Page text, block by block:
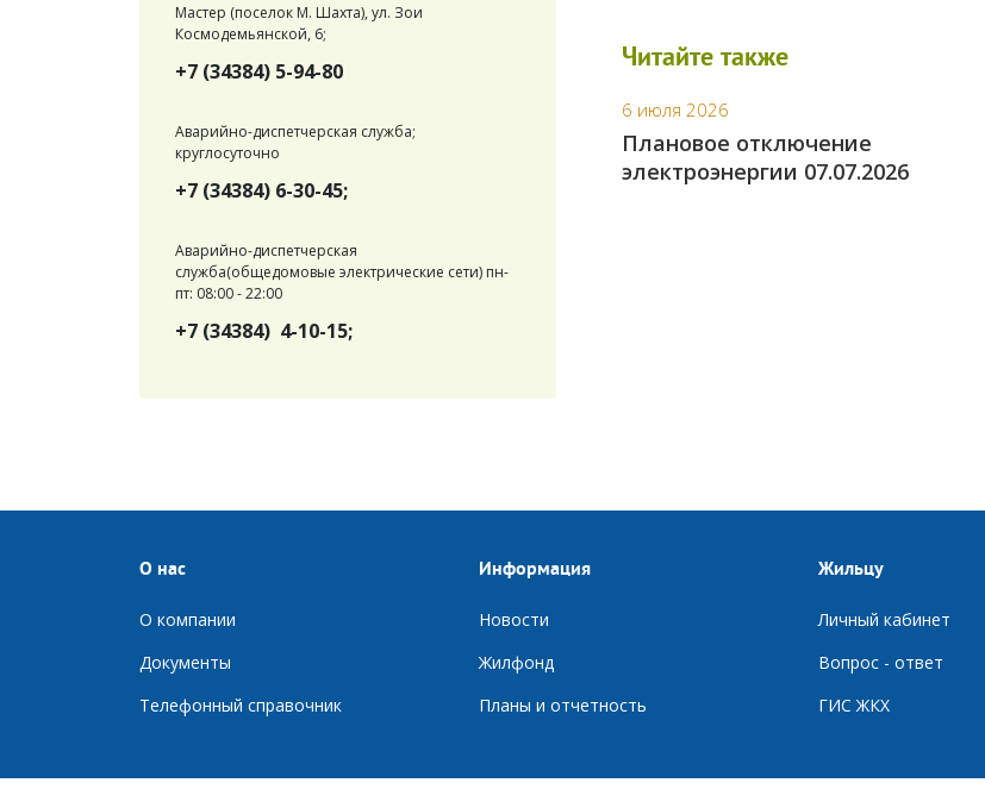
Читайте также
6 июля 2026
Плановое отключение
электроэнергии 07.07.2026
Мастер (поселок М. Шахта), ул. Зои
Космодемьянской, 6;
+7 (34384) 5-94-80
Аварийно-диспетчерская служба;
круглосуточно
+7 (34384) 6-30-45;
Аварийно-диспетчерская
служба(общедомовые электрические сети) пн-
пт: 08:00 - 22:00
+7 (34384) 4-10-15;
О нас
О компании
Документы
Телефонный справочник
Информация
Новости
Жилфонд
Планы и отчетность
Жильцу
Личный кабинет
Вопрос - ответ
ГИС ЖКХ